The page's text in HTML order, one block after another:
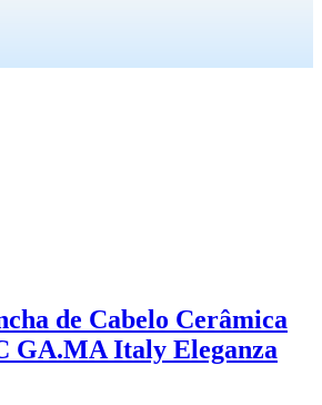
de Cabelo Cerâmica
GA.MA Italy Eleganza